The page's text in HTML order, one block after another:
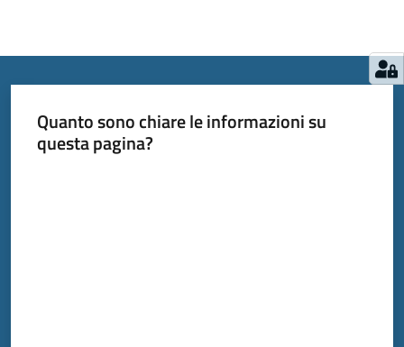
Quanto sono chiare le informazioni su
questa pagina?